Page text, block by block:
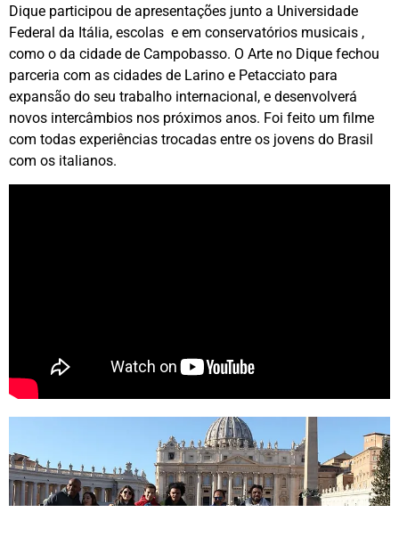
Dique participou de apresentações junto a Universidade
Federal da Itália, escolas e em conservatórios musicais ,
como o da cidade de Campobasso. O Arte no Dique fechou
parceria com as cidades de Larino e Petacciato para
expansão do seu trabalho internacional, e desenvolverá
novos intercâmbios nos próximos anos. Foi feito um filme
com todas experiências trocadas entre os jovens do Brasil
com os italianos.